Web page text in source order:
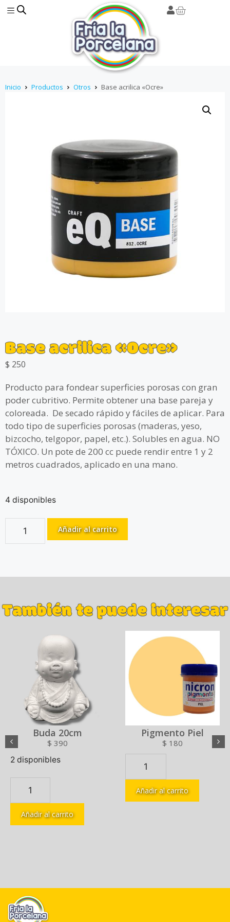
Inicio Productos Otros Base acrilica «Ocre»
Base acrilica «Ocre»
$ 250
Producto para fondear superficies porosas con gran
poder cubritivo. Permite obtener una base pareja y
coloreada. De secado rápido y fáciles de aplicar. Para
todo tipo de superficies porosas (maderas, yeso,
bizcocho, telgopor, papel, etc.). Solubles en agua. NO
TÓXICO. Un pote de 200 cc puede rendir entre 1 y 2
metros cuadrados, aplicado en una mano.
4 disponibles
Añadir al carrito
También te puede interesar
Buda 20cm
$ 390
2 disponibles
Añadir al carrito
Pigmento Piel
$ 180
Añadir al carrito